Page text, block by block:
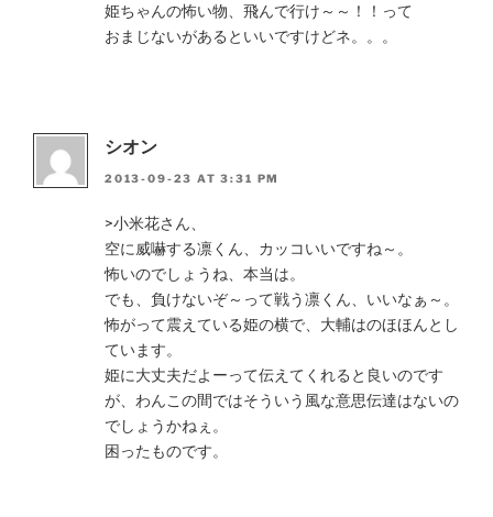
姫ちゃんの怖い物、飛んで行け～～！！って
おまじないがあるといいですけどネ。。。
シオン
2013-09-23 AT 3:31 PM
>小米花さん、
空に威嚇する凛くん、カッコいいですね～。
怖いのでしょうね、本当は。
でも、負けないぞ～って戦う凛くん、いいなぁ～。
怖がって震えている姫の横で、大輔はのほほんとし
ています。
姫に大丈夫だよーって伝えてくれると良いのです
が、わんこの間ではそういう風な意思伝達はないの
でしょうかねぇ。
困ったものです。